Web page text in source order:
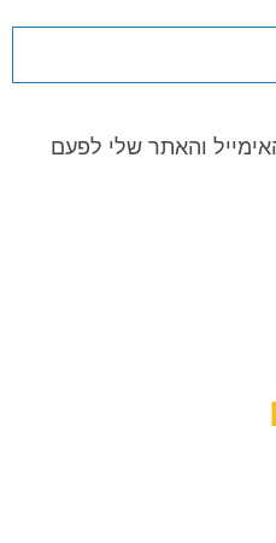
והאתר שלי לפעם